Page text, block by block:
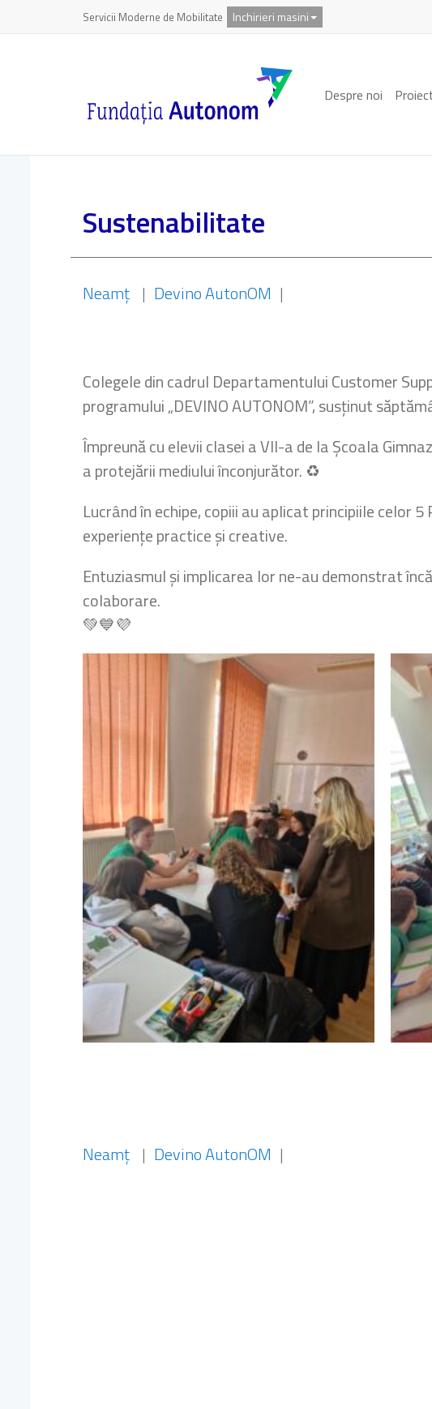
Servicii Moderne de Mobilitate Inchirieri masini
Despre noi
Sustenabilitate
Neamț | Devino AutonOM |
Colegele din cadrul Departamentului Customer
programului „DEVINO AUTONOM”, susținut
Împreună cu elevii clasei a VII-a de la Școala
a protejării mediului înconjurător. ♻️
Lucrând în echipe, copiii au aplicat principiile celor
experiențe practice și creative.
Entuziasmul și implicarea lor ne-au demonstrat
colaborare.
💚💙💜
Neamț | Devino AutonOM |